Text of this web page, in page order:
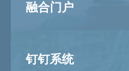
融合门户
钉钉系统